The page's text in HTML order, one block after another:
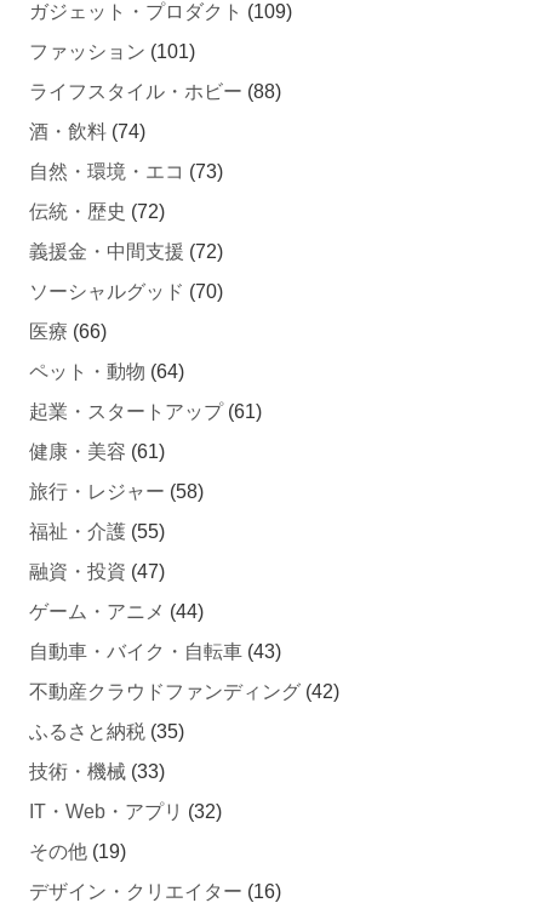
ガジェット・プロダクト (109)
ファッション (101)
ライフスタイル・ホビー (88)
酒・飲料 (74)
自然・環境・エコ (73)
伝統・歴史 (72)
義援金・中間支援 (72)
ソーシャルグッド (70)
医療 (66)
ペット・動物 (64)
起業・スタートアップ(61)
健康・美容 (61)
旅行・レジャー (58)
福祉・介護 (55)
融資・投資 (47)
ゲーム・アニメ (44)
自動車・バイク・自転車 (43)
不動産クラウドファンディング (42)
ふるさと納税 (35)
技術・機械 (33)
IT・Web・アプリ (32)
その他 (19)
デザイン・クリエイター (16)